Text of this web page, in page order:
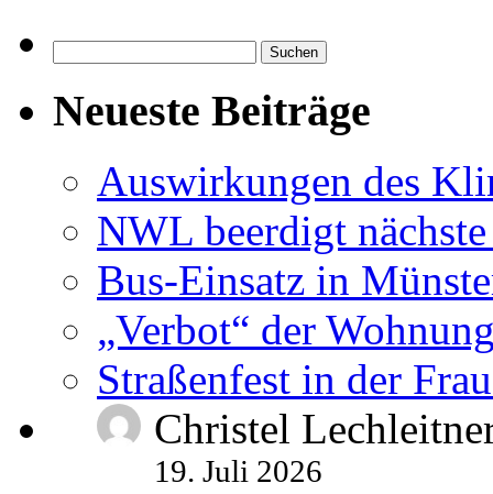
nach:
Neueste Beiträge
Auswirkungen des
NWL beerdigt
Bus-Einsatz in
„Verbot“ der
Straßenfest in der
Christel
19. Juli 2026